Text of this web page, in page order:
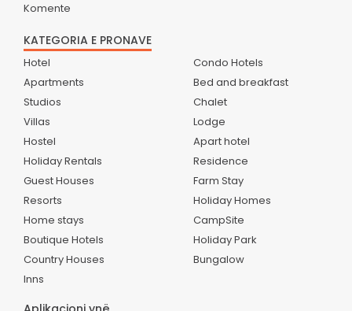
Komente
KATEGORIA E PRONAVE
Hotel
Apartments
Studios
Villas
Hostel
Holiday Rentals
Guest Houses
Resorts
Home stays
Boutique Hotels
Country Houses
Inns
Condo Hotels
Bed and breakfast
Chalet
Lodge
Apart hotel
Residence
Farm Stay
Holiday Homes
CampSite
Holiday Park
Bungalow